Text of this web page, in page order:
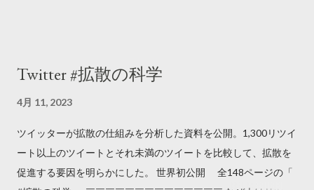
Twitter #拡散の科学
4月 11, 2023
ツイッターが拡散の仕組みを分析した資料を公開。1,300リツイ
ート以上のツイートとそれ未満のツイートを比較して、拡散を
促進する要因を明らかにした。 世界初公開 全148ページの「